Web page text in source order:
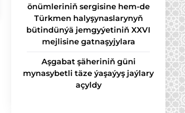
önümleriniň sergisine hem-de
Türkmen halyşynaslarynyň
bütindünýä jemgyýetiniň XXVI
mejlisine gatnaşyjylara
Aşgabat şäheriniň güni
mynasybetli täze ýaşaýyş jaýlary
açyldy